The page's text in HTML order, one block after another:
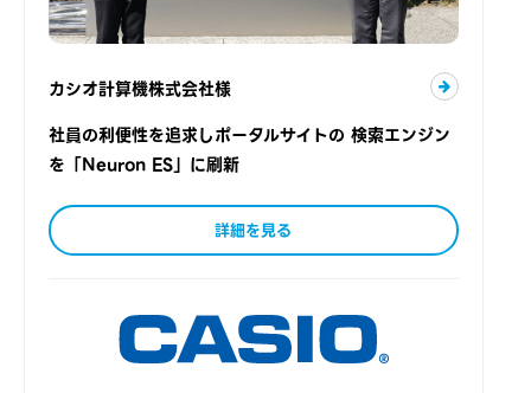
カシオ計算機株式会社様
社員の利便性を追求しポータルサイトの 検索エンジン
を「Neuron ES」に刷新
詳細を見る